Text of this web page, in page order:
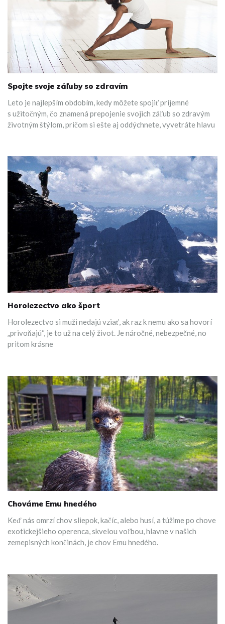
Spojte svoje záľuby so zdravím
Leto je najlepším obdobím, kedy môžete spojiť príjemné
s užitočným, čo znamená prepojenie svojich záľub so zdravým
životným štýlom, pričom si ešte aj oddýchnete, vyvetráte hlavu
Horolezectvo ako šport
Horolezectvo si muži nedajú vziať, ak raz k nemu ako sa hovorí
„privoňajú“, je to už na celý život. Je náročné, nebezpečné, no
pritom krásne
Chováme Emu hnedého
Keď nás omrzí chov sliepok, kačíc, alebo husí, a túžime po chove
exotickejšieho operenca, skvelou voľbou, hlavne v našich
zemepisných končinách, je chov Emu hnedého.